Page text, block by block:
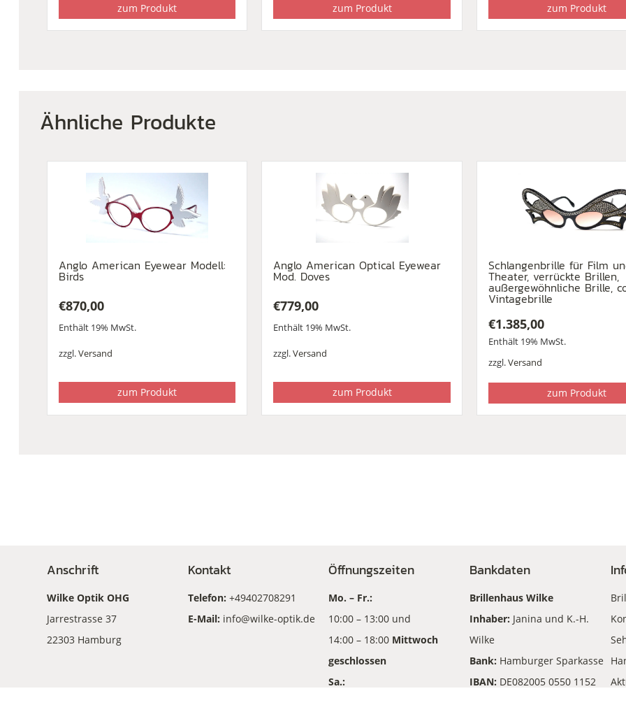
zum Produkt zum Produkt zum Produkt
Ähnliche Produkte
Anglo American Eyewear Modell:
Birds
€870,00
Enthält 19% MwSt.
zzgl.Versand
zum Produkt
Anglo American Optical Eyewear
Mod. Doves
€779,00
Enthält 19% MwSt.
zzgl.Versand
zum Produkt
Schlangenbrille für Film
Theater, verrückte Brillen,
außergewöhnliche Brille,
Vintagebrille
€1.385,00
Enthält 19% MwSt.
zzgl.Versand
zum Produkt
Anschrift
Wilke Optik OHG
Jarrestrasse 37
22303 Hamburg
Kontakt
Telefon: +49402708291
E-Mail: info@wilke-optik.de
Öffnungszeiten
Mo. – Fr.:
10:00 – 13:00 und
14:00 – 18:00 Mittwoch
geschlossen
Sa.:
Bankdaten
Brillenhaus Wilke
Inhaber: Janina und K.-H.
Wilke
Bank: Hamburger Sparkasse
IBAN: DE082005 0550 1152